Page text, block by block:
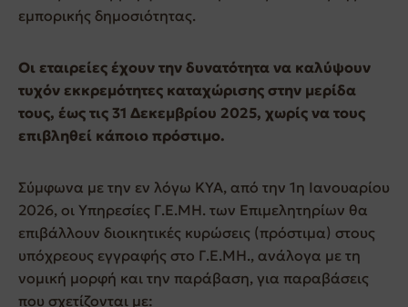
εμπορικής δημοσιότητας.
Οι εταιρείες έχουν την δυνατότητα να καλύψουν
τυχόν εκκρεμότητες καταχώρισης στην μερίδα
τους, έως τις 31 Δεκεμβρίου 2025, χωρίς να τους
επιβληθεί κάποιο πρόστιμο.
Σύμφωνα με την εν λόγω ΚΥΑ, από την 1η Ιανουαρίου
2026, οι Υπηρεσίες Γ.Ε.ΜΗ. των Επιμελητηρίων θα
επιβάλλουν διοικητικές κυρώσεις (πρόστιμα) στους
υπόχρεους εγγραφής στο Γ.Ε.ΜΗ., ανάλογα με τη
νομική μορφή και την παράβαση, για παραβάσεις
που σχετίζονται με: